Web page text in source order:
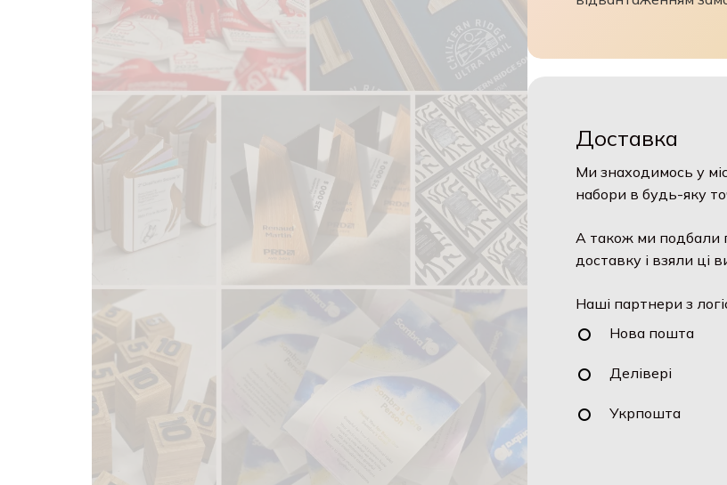
Доставка
Ми знаходимось у
набори в будь-яку
А також ми подбали
доставку і взяли ці
Наші партнери з
Нова пошта
Делівері
Укрпошта